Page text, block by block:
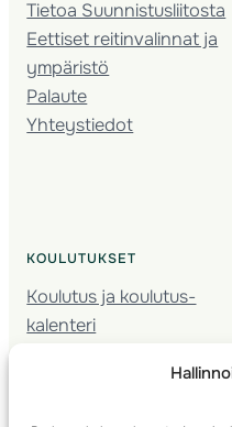
Tietoa Suunnistusliitosta
Eettiset reitinvalinnat ja
ympäristö
Palaute
Yhteystiedot
KOULUTUKSET
Koulutus ja koulutus­
kalenteri
Seura­kehittäminen